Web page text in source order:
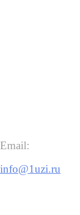
Email:
info@1uzi.ru